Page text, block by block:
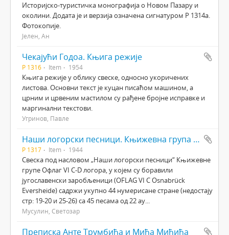
Историјско-туристичка монографија о Новом Пазару и
околини. Додата је и верзија означена сигнатуром Р 1314а.
Фотокопије.
Јелен, Ан
Чекајући Годоа. Књига режије
Р 1316 Item 1954
Књига режије у облику свеске, односно укоричених
листова. Основни текст је куцан писаћом машином, а
црним и црвеним мастилом су рађене бројне исправке и
маргинални текстови.
Угринов, Павле
Наши логорски песници. Књижевна група Офлаг VI C-D
Р 1317 Item 1944
Свеска под насловом „Наши логорски песници“ Књижевне
групе Офлаг VI C-D логора, у којем су боравили
југославенски заробљеници (OFLAG VI C Osnabrück
Eversheide) садржи укупно 44 нумерисане стране (недостају
стр: 19-20 и 25-26) са 45 песама од 22 ау...
Мусулин, Светозар
Преписка Анте Трумбића и Мића Мићића